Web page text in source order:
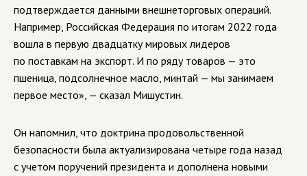
подтверждается данными внешнеторговых операций.
Например, Российская Федерация по итогам 2022 года
вошла в первую двадцатку мировых лидеров
по поставкам на экспорт. И по ряду товаров — это
пшеница, подсолнечное масло, минтай — мы занимаем
первое место», — сказал Мишустин.
Он напомнил, что доктрина продовольственной
безопасности была актуализирована четыре года назад
с учетом поручений президента и дополнена новыми